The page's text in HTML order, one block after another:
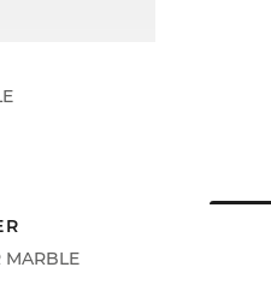
DÉTAIL
MARBLE